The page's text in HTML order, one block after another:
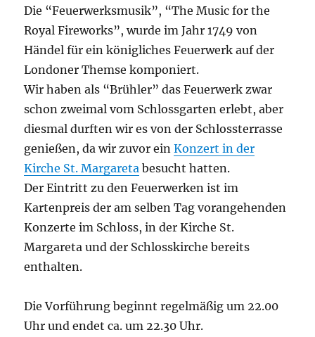
Die “Feuerwerksmusik”, “The Music for the
Royal Fireworks”, wurde im Jahr 1749 von
Händel für ein königliches Feuerwerk auf der
Londoner Themse komponiert.
Wir haben als “Brühler” das Feuerwerk zwar
schon zweimal vom Schlossgarten erlebt, aber
diesmal durften wir es von der Schlossterrasse
genießen, da wir zuvor einKonzert in der
Kirche St. Margareta besucht hatten.
Der Eintritt zu den Feuerwerken ist im
Kartenpreis der am selben Tag vorangehenden
Konzerte im Schloss, in der Kirche St.
Margareta und der Schlosskirche bereits
enthalten.
Die Vorführung beginnt regelmäßig um 22.00
Uhr und endet ca. um 22.30 Uhr.